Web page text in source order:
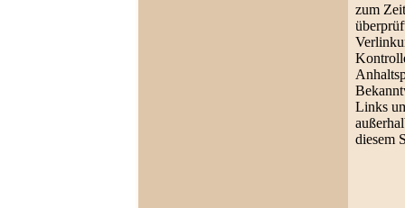
zum
Links
diesem